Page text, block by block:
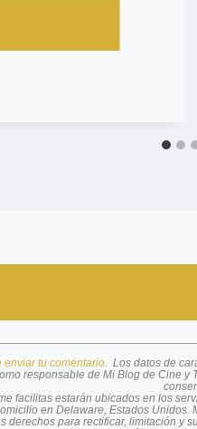
enviar tu comentario. Los datos de
responsable de Mi Blog de Cine y
facilitas estarán ubicados en los
en Delaware, Estados Unidos.
derechos para rectificar, limitación y